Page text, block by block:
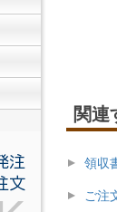
関連
領収
ご注